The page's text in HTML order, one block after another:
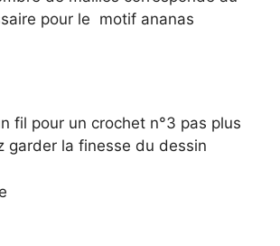
pour le motif ananas
fil pour un crochet n°3 pas plus
garder la finesse du dessin